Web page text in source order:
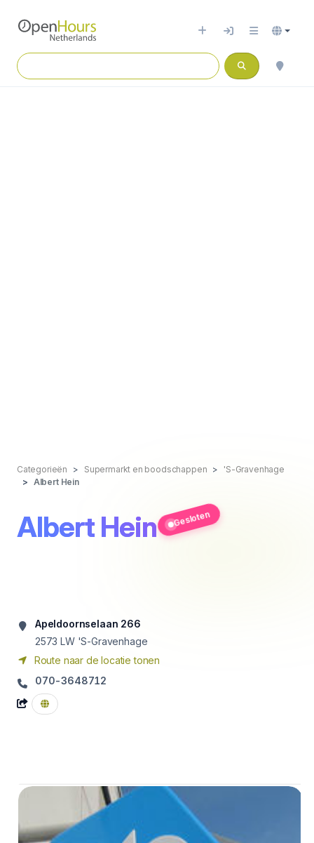
Categorieën Supermarkt en boodschappen
'S-Gravenhage
Albert Hein
Albert Hein Gesloten
Apeldoornselaan 266
2573 LW 'S-Gravenhage
Route naar de locatie tonen
070-3648712